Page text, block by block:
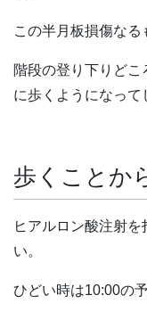
この半月板損傷なる
階段の登り下りどこ
に歩くようになって
歩くことか
ヒアルロン酸注射
い。
ひどい時は10:00の